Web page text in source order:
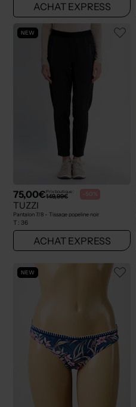
ACHAT EXPRESS
NEW
75,00€Prix boutique :
149,99€ -50%
TUZZI
Pantalon 7/8 - Tissage popeline noir
T : 36
ACHAT EXPRESS
NEW